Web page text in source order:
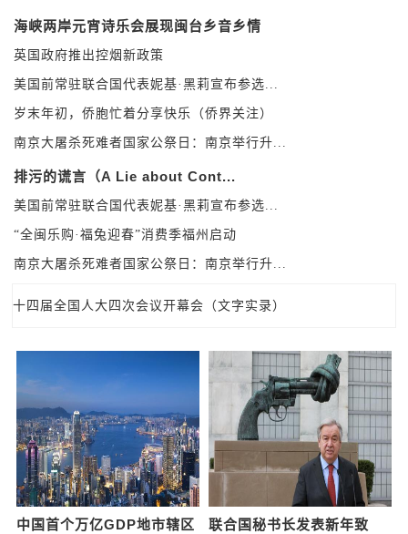
海峡两岸元宵诗乐会展现闽台乡音乡情
英国政府推出控烟新政策
美国前常驻联合国代表妮基·黑莉宣布参选...
岁末年初，侨胞忙着分享快乐（侨界关注）
南京大屠杀死难者国家公祭日：南京举行升...
排污的谎言（A Lie about Cont...
美国前常驻联合国代表妮基·黑莉宣布参选...
“全闽乐购·福兔迎春”消费季福州启动
南京大屠杀死难者国家公祭日：南京举行升...
十四届全国人大四次会议开幕会（文字实录）
联合国秘书长发表新年致辞：和平必须压倒一切
中国国家市场监管总局：新兴产业动能强劲
朝鲜试射新型防空导弹 精确打击假想高空目标
十八大以来中国是全球能耗强度降低最快的国家之一
以色列炮击加沙城致至少6人死亡
海南自贸港启动全岛封关
世卫组织：全球流感处于季节性流行水平
中外学者在上海共话世界多极化与中国式现代化
中国首个万亿GDP地市辖区
联合国秘书长发表新年致